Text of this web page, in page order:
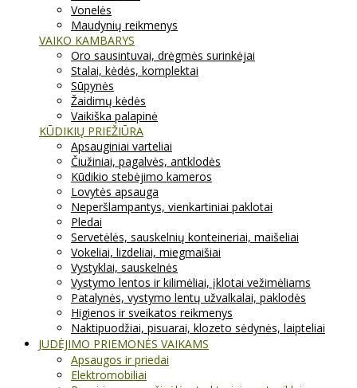
Vonelės
Maudynių reikmenys
VAIKO KAMBARYS
Oro sausintuvai, drėgmės surinkėjai
Stalai, kėdės, komplektai
Sūpynės
Žaidimų kėdės
Vaikiška palapinė
KŪDIKIŲ PRIEŽIŪRA
Apsauginiai varteliai
Čiužiniai, pagalvės, antklodės
Kūdikio stebėjimo kameros
Lovytės apsauga
Neperšlampantys, vienkartiniai paklotai
Pledai
Servetėlės, sauskelnių konteineriai, maišeliai
Vokeliai, lizdeliai, miegmaišiai
Vystyklai, sauskelnės
Vystymo lentos ir kilimėliai, įklotai vežimėliams
Patalynės, vystymo lentų užvalkalai, paklodės
Higienos ir sveikatos reikmenys
Naktipuodžiai, pisuarai, klozeto sėdynės, laipteliai
JUDĖJIMO PRIEMONĖS VAIKAMS
Apsaugos ir priedai
Elektromobiliai